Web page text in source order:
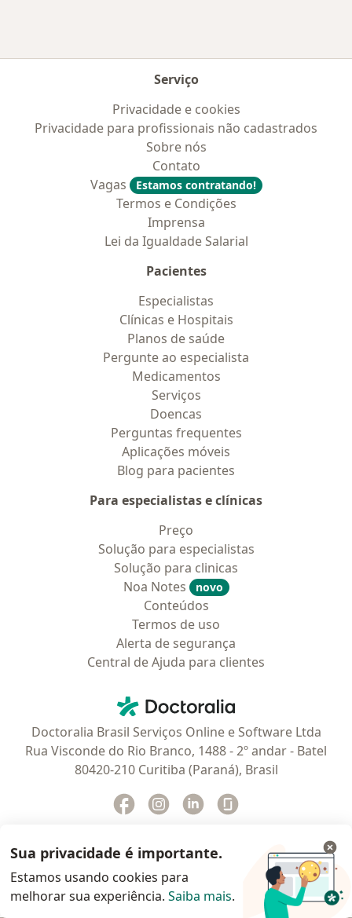
Serviço
Privacidade e cookies
Privacidade para profissionais não cadastrados
Sobre nós
Contato
Vagas
Estamos contratando!
Termos e Condições
Imprensa
Lei da Igualdade Salarial
Pacientes
Especialistas
Clínicas e Hospitais
Planos de saúde
Pergunte ao especialista
Medicamentos
Serviços
Doencas
Perguntas frequentes
Aplicações móveis
Blog para pacientes
Para especialistas e clínicas
Preço
Solução para especialistas
Solução para clinicas
Noa Notes
novo
Conteúdos
Termos de uso
Alerta de segurança
Central de Ajuda para clientes
Doctoralia - Homepage
Doctoralia Brasil Serviços Online e Software Ltda
Rua Visconde do Rio Branco, 1488 - 2º andar - Batel
80420-210 Curitiba (Paraná), Brasil
Facebook
abre num novo separador
Instagram
abre num novo separador
Linkedin
abre num novo
Polska abre num novo separador
,Türkiyeabre num novo separador
,Españaabre num novo separador
,Italia abre num novo
Deutschlandabre num
,Česko,
Portugalabre num novo separador
,Méxicoabre num novo separador
,Chileabre num novo separador
,Brasilabre num novo
,Argentina abre num
,Perúabre
,
Sua privacidade é importante.
Estamos usando cookies para
melhorar sua experiência. Saiba mais.